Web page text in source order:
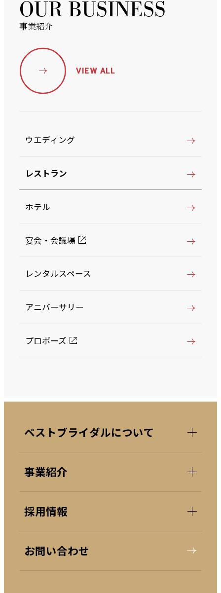
OUR BUSINESS
事業紹介
VIEW ALL
ウエディング
レストラン
ホテル
宴会・会議場
レンタルスペース
アニバーサリー
プロポーズ
ベストブライダルについて
事業紹介
採用情報
お問い合わせ